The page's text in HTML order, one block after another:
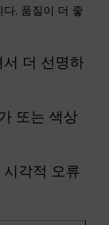
다. 품질이 더 좋
더 선명하
또는 색상
각적 오류